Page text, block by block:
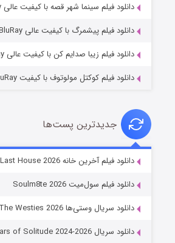
خاندان اژدها فصل ۳
دانلود فیلم سینما شهر قصه با کیفیت عالی BluRay
دانلود فیلم پیشمرگ با کیفیت عالی BluRay
دانلود فیلم زیبا صدایم کن با کیفیت عالی BluRay
دانلود فیلم کوکتل مولوتوف با کیفیت BluRay
جدیدترین پست‌ها
دانلود فیلم آخرین خانه The Last House 2026
دانلود فیلم سول‌میت Soulm8te 2026
دانلود سریال وستی‌ها The Westies 2026
دانلود سریال One Hundred Years of Solitude 2024-2026